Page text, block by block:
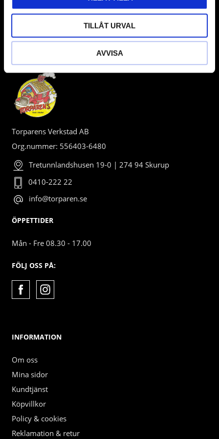
TILLÅT URVAL
AVVISA
Torparens Verkstad AB
Org.nummer: 556403-6480
Tretunnlandshusen 19-0 | 274 94 Skurup
0410-222 22
info@torparen.se
ÖPPETTIDER
Mån - Fre 08.30 - 17.00
FÖLJ OSS PÅ:
INFORMATION
Om oss
Mina sidor
Kundtjänst
Köpvillkor
Policy & cookies
Reklamation & retur